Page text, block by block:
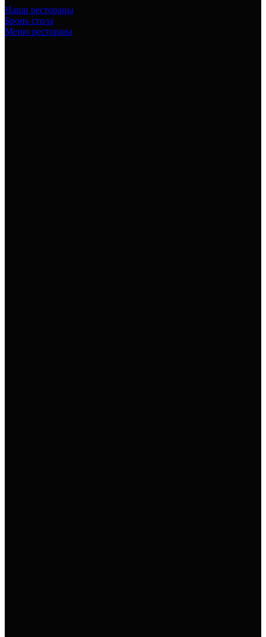
Наши рестораны
Бронь стола
Меню ресторана